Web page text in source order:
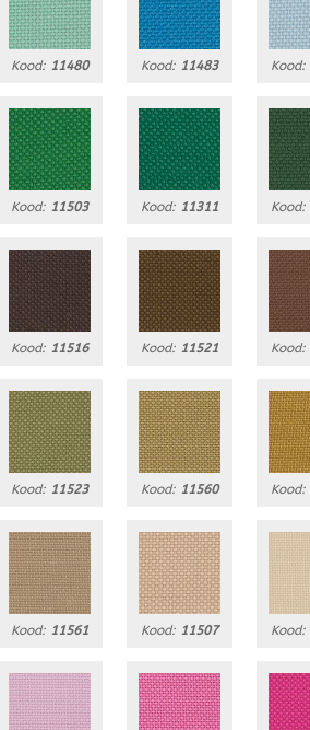
Kood: 11480 Kood: 11483 Kood:
Kood: 11503 Kood: 11311 Kood:
Kood: 11516 Kood: 11521 Kood:
Kood: 11523 Kood: 11560 Kood:
Kood: 11561 Kood: 11507 Kood: